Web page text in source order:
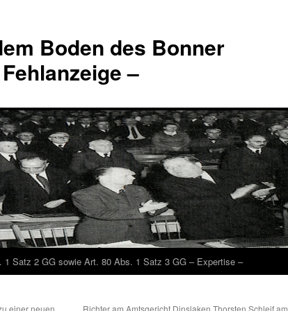
Boden des Bonner
–
1 Satz 2 GG sowie Art. 80 Abs. 1 Satz 3 GG – Expertise –
einer neuen
Richter am Amtsgericht Dinslaken Thorsten Schleif am